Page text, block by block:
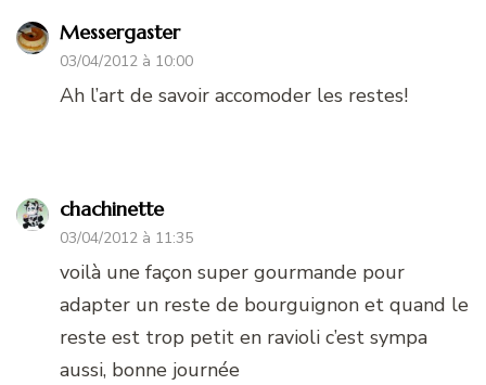
Messergaster
03/04/2012 à 10:00
Ah l’art de savoir accomoder les restes!
chachinette
03/04/2012 à 11:35
voilà une façon super gourmande pour
adapter un reste de bourguignon et quand le
reste est trop petit en ravioli c’est sympa
aussi, bonne journée